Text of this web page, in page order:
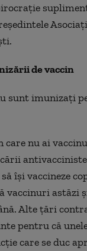
de vaccin
sunt imunizaţi
care nu ai
îşi vaccineze
vaccinuri astăzi
Alte ţări
pentru că
care se duc